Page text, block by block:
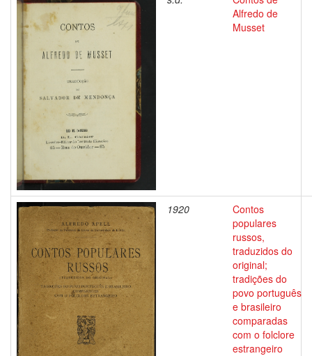
Alfredo de
Musset
1920
Contos
populares
russos,
traduzidos do
original;
tradições do
povo português
e brasileiro
comparadas
com o folclore
estrangeiro